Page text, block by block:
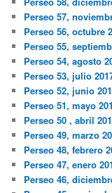
Perseo 57,
Perseo 56, octubre
Perseo 55,
Perseo 54, agosto
Perseo 53, julio
Perseo 52, junio
Perseo 51, mayo
Perseo 50 , abril
Perseo 49, marzo
Perseo 48, febrero
Perseo 47, enero
Perseo 46,